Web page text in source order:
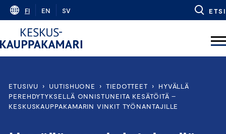
Skip
content
FI EN SV ETSI
ETUSIVU › UUTISHUONE › TIEDOTTEET ›
HYVÄLLÄ
PEREHDYTYKSELLÄ ONNISTUNEITA KESÄTÖITÄ –
KESKUSKAUPPAKAMARIN VINKIT TYÖNANTAJILLE